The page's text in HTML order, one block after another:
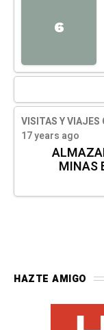
6
VISITAS Y VIAJES
17 years ago
MINAS
HAZTE AMIGO